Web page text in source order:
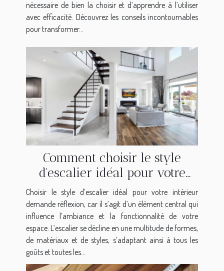
nécessaire de bien la choisir et d’apprendre à l’utiliser
avec efficacité. Découvrez les conseils incontournables
pour transformer...
Comment choisir le style
d'escalier idéal pour votre
intérieur ?
Choisir le style d’escalier idéal pour votre intérieur
demande réflexion, car il s’agit d’un élément central qui
influence l’ambiance et la fonctionnalité de votre
espace. L’escalier se décline en une multitude de formes,
de matériaux et de styles, s’adaptant ainsi à tous les
goûts et toutes les...